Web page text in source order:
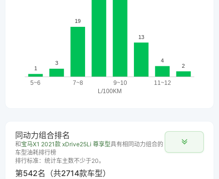
同动力组合排名
和 宝马X1 2021款 xDrive25Li 尊享型具有相同动力组合的
车型油耗排行榜
排行标准：统计车主数不少于20。
第542名（共2714款车型）